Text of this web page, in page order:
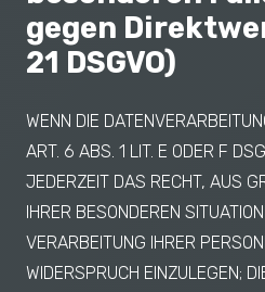
gegen
21 DSGVO)
WENN DIE
ART. 6 ABS. 1 LIT. E ODER F
JEDERZEIT DAS RECHT, AUS
IHRER BESONDEREN
VERARBEITUNG IHRER
WIDERSPRUCH EINZULEGEN;